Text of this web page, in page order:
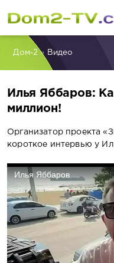
Дом-2» Видео
Илья Яббаров:
миллион!
Организатор проекта
короткое интервью у